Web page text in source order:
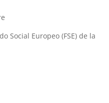
Social Europeo (FSE) de la